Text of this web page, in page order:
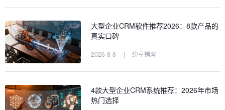
大型企业CRM软件推荐2026：8款产品的
真实口碑
2026-8-8 | 纷享销客
4款大型企业CRM系统推荐：2026年市场
热门选择